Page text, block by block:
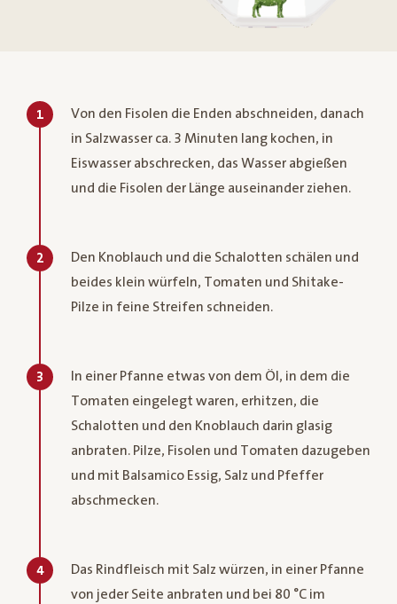
1
Von den Fisolen die Enden abschneiden, danach
in Salzwasser ca. 3 Minuten lang kochen, in
Eiswasser abschrecken, das Wasser abgießen
und die Fisolen der Länge auseinander ziehen.
2
Den Knoblauch und die Schalotten schälen und
beides klein würfeln, Tomaten und Shitake-
Pilze in feine Streifen schneiden.
3
In einer Pfanne etwas von dem Öl, in dem die
Tomaten eingelegt waren, erhitzen, die
Schalotten und den Knoblauch darin glasig
anbraten. Pilze, Fisolen und Tomaten dazugeben
und mit Balsamico Essig, Salz und Pfeffer
abschmecken.
4
Das Rindfleisch mit Salz würzen, in einer Pfanne
von jeder Seite anbraten und bei 80 °C im